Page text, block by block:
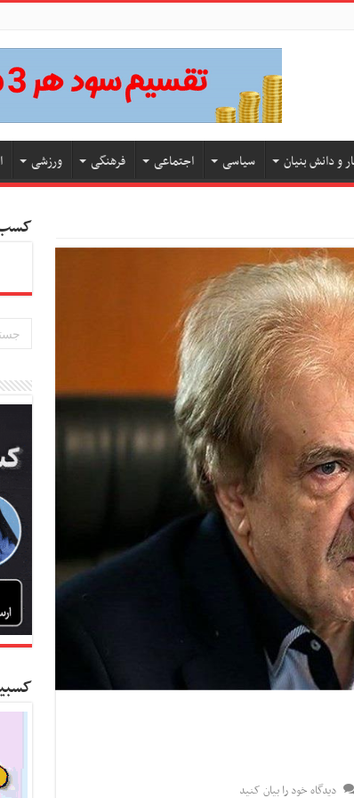
و دانش بنیان سیاسی اجتماعی فرهنگی ورزشی
دیدگاه خود را بیان کنید
کسب